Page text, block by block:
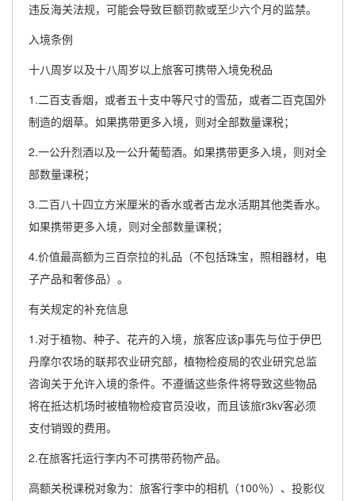
违反海关法规，可能会导致巨额罚款或至少六个月的监禁。
入境条例
十八周岁以及十八周岁以上旅客可携带入境免税品
1.二百支香烟，或者五十支中等尺寸的雪茄，或者二百克国外
制造的烟草。如果携带更多入境，则对全部数量课税；
2.一公升烈酒以及一公升葡萄酒。如果携带更多入境，则对全
部数量课税；
3.二百八十四立方米厘米的香水或者古龙水活期其他类香水。
如果携带更多入境，则对全部数量课税；
4.价值最高额为三百奈拉的礼品（不包括珠宝，照相器材，电
子产品和奢侈品）。
有关规定的补充信息
1.对于植物、种子、花卉的入境，旅客应该p事先与位于伊巴
丹摩尔农场的联邦农业研究部，植物检疫局的农业研究总监
咨询关于允许入境的条件。不遵循这些条件将导致这些物品
将在抵达机场时被植物检疫官员没收，而且该旅r3kv客必须
支付销毁的费用。
2.在旅客托运行李内不可携带药物产品。
高额关税课税对象为：旅客行李中的相机（100％）、投影仪